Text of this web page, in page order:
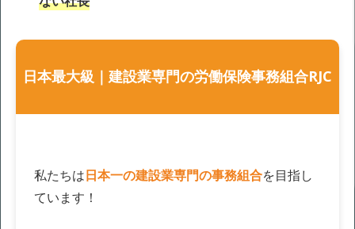
日本最大級｜建設業専門の労働保険事務組合RJC
私たちは日本一の建設業専門の事務組合を目指し
ています！